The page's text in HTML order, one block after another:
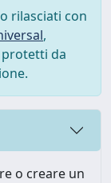
rilasciati con
,
da
o creare un